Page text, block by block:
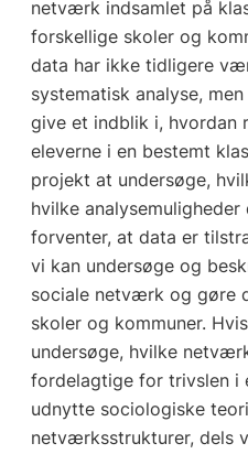
netværk indsamlet på
forskellige skoler og
data har ikke tidligere
systematisk analyse,
give et indblik i, hvordan
eleverne i en bestemt
projekt at undersøge,
hvilke
forventer, at data er
vi kan undersøge og
sociale netværk og gøre
skoler og kommuner.
undersøge, hvilke
fordelagtige for trivslen i
udnytte sociologiske
netværksstrukturer, dels